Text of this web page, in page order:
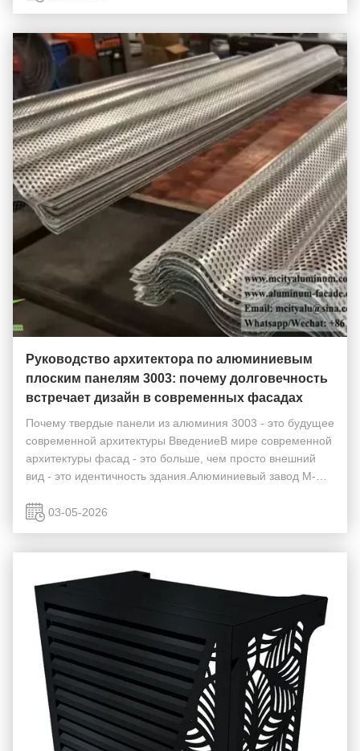
Руководство архитектора по алюминиевым
плоским панелям 3003: почему долговечность
встречает дизайн в современных фасадах
Почему твердые панели из алюминия 3003 - это будущее
современной архитектуры ВведениеВ мире современной
архитектуры фасад - это больше, чем просто внешний
вид - это идентичность здания.Алюминиевый завод М-
наблюдаем эволюцию материалов для шторных стен...
03-05-2026